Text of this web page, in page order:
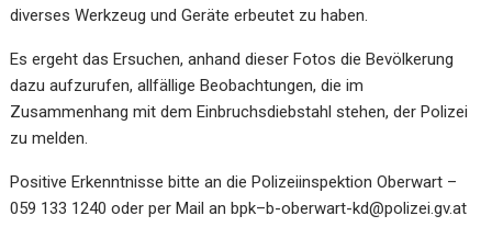
diverses Werkzeug und Geräte erbeutet zu haben.
Es ergeht das Ersuchen, anhand dieser Fotos die Bevölkerung
dazu aufzurufen, allfällige Beobachtungen, die im
Zusammenhang mit dem Einbruchsdiebstahl stehen, der Polizei
zu melden.
Positive Erkenntnisse bitte an die Polizeiinspektion Oberwart –
059 133 1240 oder per Mail anbpk–b-oberwart-kd@polizei.gv.at